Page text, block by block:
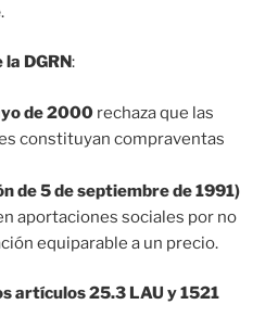
.
DGRN:
de 2000rechaza que las
constituyan compraventas
de 5 de septiembre de 1991)
aportaciones sociales por no
equiparable a un precio.
artículos 25.3 LAU y 1521